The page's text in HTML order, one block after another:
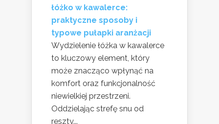
łóżko w kawalerce:
praktyczne sposoby i
typowe pułapki aranżacji
Wydzielenie łóżka w kawalerce
to kluczowy element, który
może znacząco wpłynąć na
komfort oraz funkcjonalność
niewielkiej przestrzeni.
Oddzielając strefę snu od
reszty...